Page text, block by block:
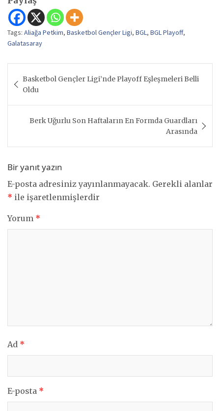
Tags: Aliağa Petkim, Basketbol Gençler Ligi, BGL, BGL Playoff,
Galatasaray
gezinmesi
Basketbol Gençler Ligi’nde Playoff Eşleşmeleri Belli
Oldu
Berk Uğurlu Son Haftaların En Formda Guardları
Arasında
Bir yanıt yazın
E-posta adresiniz yayınlanmayacak. Gerekli alanlar
* ile işaretlenmişlerdir
Yorum *
Ad *
E-posta *